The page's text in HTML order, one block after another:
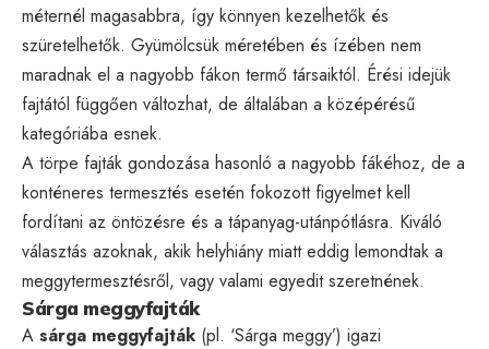
méternél magasabbra, így könnyen kezelhetők és
szüretelhetők. Gyümölcsük méretében és ízében nem
maradnak el a nagyobb fákon termő társaiktól. Érési idejük
fajtától függően változhat, de általában a középérésű
kategóriába esnek.
A törpe fajták gondozása hasonló a nagyobb fákéhoz, de a
konténeres termesztés esetén fokozott figyelmet kell
fordítani az öntözésre és a tápanyag-utánpótlásra. Kiváló
választás azoknak, akik helyhiány miatt eddig lemondtak a
meggytermesztésről, vagy valami egyedit szeretnének.
Sárga meggyfajták
A sárga meggyfajták (pl. ‘Sárga meggy’) igazi